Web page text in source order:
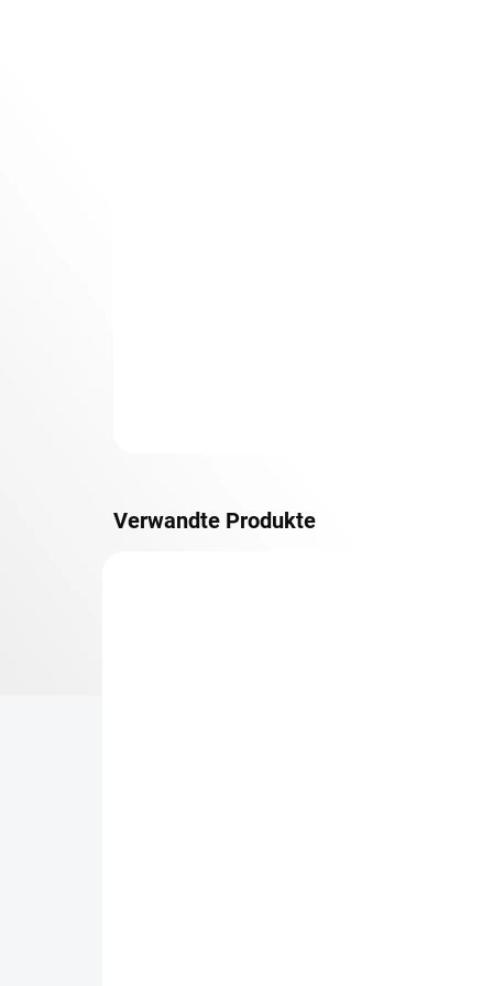
Verwandte Produkte